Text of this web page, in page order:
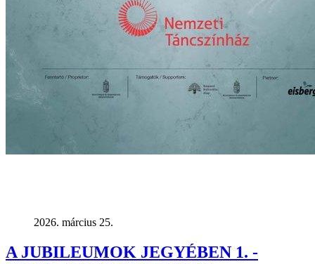
2026. március 25.
A JUBILEUMOK JEGYÉBEN 1. -